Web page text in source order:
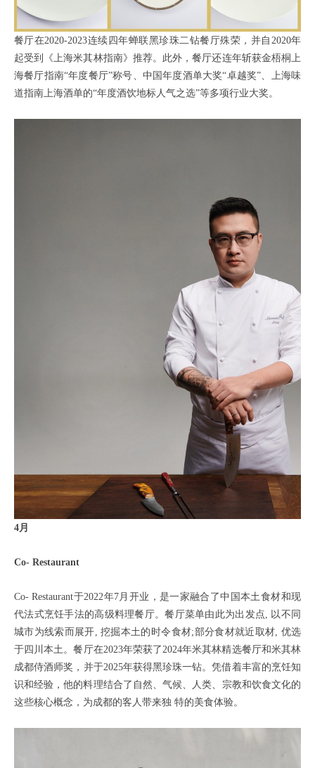
餐厅在2020-2023连续四年蝉联黑珍珠二钻餐厅殊荣，并自2020年
起受到《上海米其林指南》推荐。此外，餐厅还连年斩获金梧桐上
海餐厅指南“年度餐厅”称号、中国年度酒单大奖“卓越奖”、上海味
道指南上海酒单的“年度酒饮地标人气之选”等多项行业大奖。
4月
Co- Restaurant
Co- Restaurant于2022年7月开业，是一家融合了中国本土食材和现
代法式烹饪手法的高级料理餐厅。餐厅菜单由此为出发点, 以不同
城市为线索而展开, 挖掘本土的时令⻝材;部分⻝材就近取材, 优选
于四川本土。餐厅在2023年荣获了2024年米其林精选餐厅和米其林
成都侍酒师奖，并于2025年获得黑珍珠一钻。凭借着丰富的烹饪知
识和经验，他的料理结合了自然、气候、人类、宗教和饮⻝文化的
这些核心概念，为成都的客人带来独 特的美⻝体验。